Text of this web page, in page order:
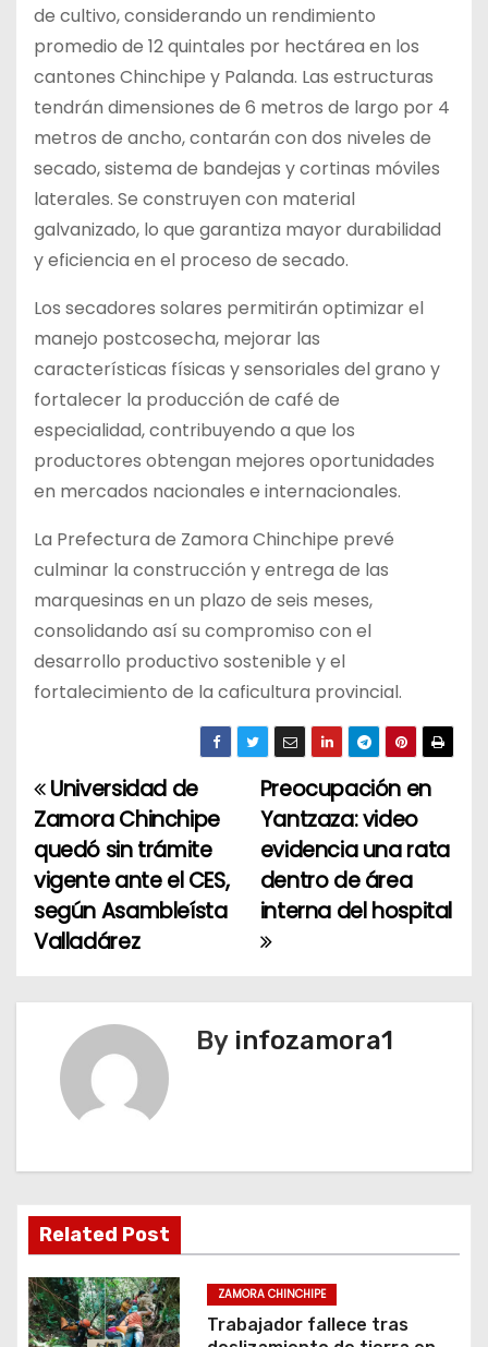
de cultivo, considerando un rendimiento
promedio de 12 quintales por hectárea en los
cantones Chinchipe y Palanda. Las estructuras
tendrán dimensiones de 6 metros de largo por 4
metros de ancho, contarán con dos niveles de
secado, sistema de bandejas y cortinas móviles
laterales. Se construyen con material
galvanizado, lo que garantiza mayor durabilidad
y eficiencia en el proceso de secado.
Los secadores solares permitirán optimizar el
manejo postcosecha, mejorar las
características físicas y sensoriales del grano y
fortalecer la producción de café de
especialidad, contribuyendo a que los
productores obtengan mejores oportunidades
en mercados nacionales e internacionales.
La Prefectura de Zamora Chinchipe prevé
culminar la construcción y entrega de las
marquesinas en un plazo de seis meses,
consolidando así su compromiso con el
desarrollo productivo sostenible y el
fortalecimiento de la caficultura provincial.
N
a
v
e
ó
n
d
e
Preocupación en
Yantzaza: video
evidencia una rata
dentro de área
interna del hospital
Universidad de
Zamora Chinchipe
quedó sin trámite
vigente ante el CES,
según Asambleísta
Valladárez
By infozamora1
Related Post
ZAMORA CHINCHIPE
Trabajador fallece tras